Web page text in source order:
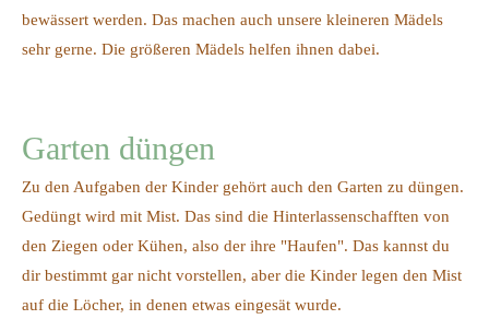
bewässert werden. Das machen auch unsere kleineren Mädels
sehr gerne. Die größeren Mädels helfen ihnen dabei.
Garten düngen
Zu den Aufgaben der Kinder gehört auch den Garten zu düngen.
Gedüngt wird mit Mist. Das sind die Hinterlassenschafften von
den Ziegen oder Kühen, also der ihre "Haufen". Das kannst du
dir bestimmt gar nicht vorstellen, aber die Kinder legen den Mist
auf die Löcher, in denen etwas eingesät wurde.